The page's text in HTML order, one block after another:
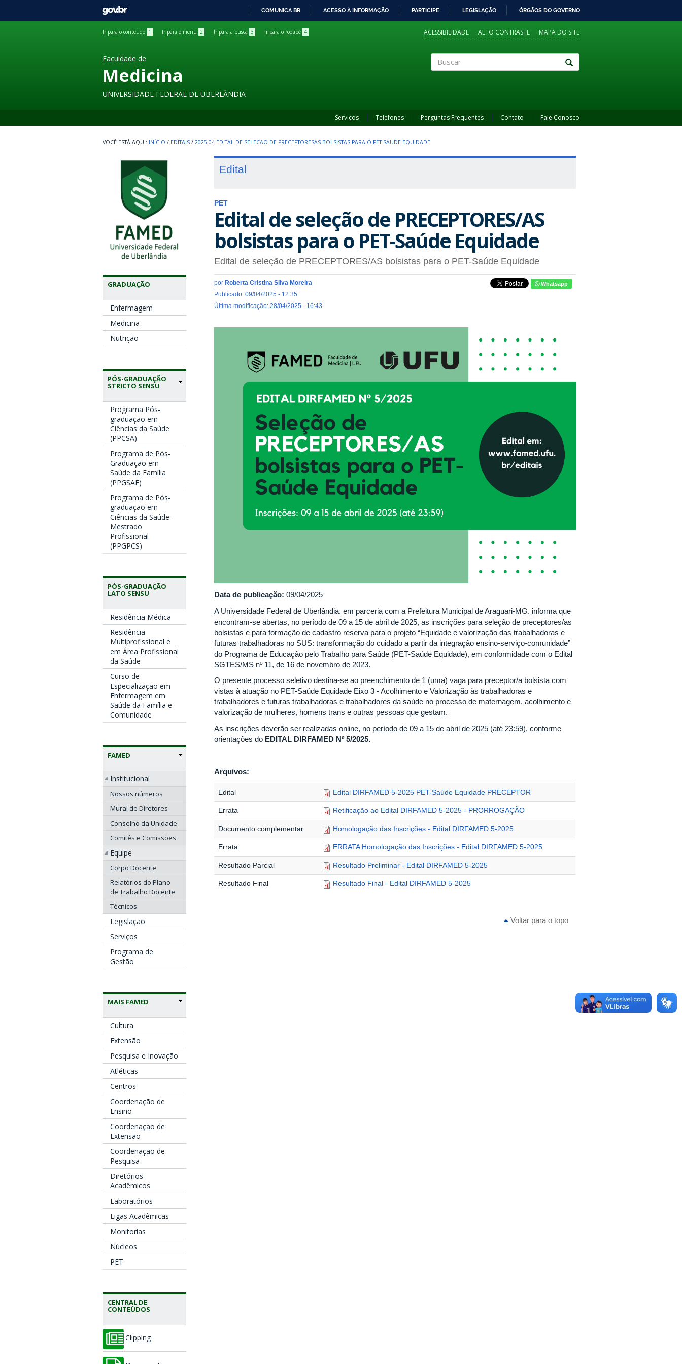
GOVBR
COMUNICA BR ACESSO À INFORMAÇÃO PARTICIPE LEGISLAÇÃO ÓRGÃOS DO GOVERNO
Ir para o conteúdo 1 Ir para o menu 2 Ir para a busca 3 Ir para o rodapé 4 ACESSIBILIDADE ALTO CONTRASTE MAPA DO SITE
Faculdade de
Medicina
UNIVERSIDADE FEDERAL DE UBERLÂNDIA
Serviços Telefones Perguntas Frequentes Contato Fale Conosco
INÍCIO / EDITAIS / 2025 04 EDITAL DE SELECAO DE PRECEPTORESAS BOLSISTAS PARA O PET SAUDE EQUIDADE
GRADUAÇÃO
Enfermagem
Medicina
Nutrição
PÓS-GRADUAÇÃO
STRICTO SENSU
Programa Pós-
graduação em
Ciências da Saúde
(PPCSA)
Programa de Pós-
Graduação em
Saúde da Família
(PPGSAF)
Programa de Pós-
graduação em
Ciências da Saúde -
Mestrado
Profissional
(PPGPCS)
PÓS-GRADUAÇÃO
LATO SENSU
Residência Médica
Residência
Multiprofissional e
em Área Profissional
da Saúde
Curso de
Especialização em
Enfermagem em
Saúde da Família e
Comunidade
FAMED
Institucional
Nossos números
Mural de Diretores
Conselho da Unidade
Comitês e Comissões
Equipe
Corpo Docente
Relatórios do Plano
de Trabalho Docente
Técnicos
Legislação
Serviços
Programa de
Gestão
MAIS FAMED
Cultura
Extensão
Pesquisa e Inovação
Atléticas
Centros
Coordenação de
Ensino
Coordenação de
Extensão
Coordenação de
Pesquisa
Diretórios
Acadêmicos
Laboratórios
Ligas Acadêmicas
Monitorias
Núcleos
PET
CENTRAL DE
CONTEÚDOS
Clipping
Edital
PET
Edital de seleção de PRECEPTORES/AS
bolsistas para o PET-Saúde Equidade
Edital de seleção de PRECEPTORES/AS bolsistas para o PET-Saúde Equidade
por Roberta Cristina Silva Moreira
Publicado: 09/04/2025 - 12:35
Última modificação: 28/04/2025 - 16:43
Whatsapp
Data de publicação: 09/04/2025
A Universidade Federal de Uberlândia, em parceria com a Prefeitura Municipal de Araguari-MG, informa que
encontram-se abertas, no período de 09 a 15 de abril de 2025, as inscrições para seleção de preceptores/as
bolsistas e para formação de cadastro reserva para o projeto “Equidade e valorização das trabalhadoras e
futuras trabalhadoras no SUS: transformação do cuidado a partir da integração ensino-serviço-comunidade”
do Programa de Educação pelo Trabalho para Saúde (PET-Saúde Equidade), em conformidade com o Edital
SGTES/MS nº 11, de 16 de novembro de 2023.
O presente processo seletivo destina-se ao preenchimento de 1 (uma) vaga para preceptor/a bolsista com
vistas à atuação no PET-Saúde Equidade Eixo 3 - Acolhimento e Valorização às trabalhadoras e
trabalhadores e futuras trabalhadoras e trabalhadores da saúde no processo de maternagem, acolhimento e
valorização de mulheres, homens trans e outras pessoas que gestam.
As inscrições deverão ser realizadas online, no período de 09 a 15 de abril de 2025 (até 23:59), conforme
orientações do EDITAL DIRFAMED Nº 5/2025.
Arquivos:
Edital Edital DIRFAMED 5-2025 PET-Saúde Equidade PRECEPTOR
Errata Retificação ao Edital DIRFAMED 5-2025 - PRORROGAÇÃO
Documento complementar Homologação das Inscrições - Edital DIRFAMED 5-2025
Errata ERRATA Homologação das Inscrições - Edital DIRFAMED 5-2025
Resultado Parcial Resultado Preliminar - Edital DIRFAMED 5-2025
Resultado Final Resultado Final - Edital DIRFAMED 5-2025
Voltar para o topo